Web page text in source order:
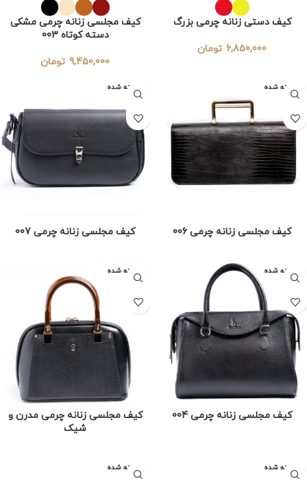
کیف دستی زنانه چرمی بزرگ
6,850,000 تومان
کیف مجلسی زنانه چرمی مشکی
دسته کوتاه 003
9,450,000 تومان
فروخته شده
کیف مجلسی زنانه چرمی 006
فروخته شده
کیف مجلسی زنانه چرمی 007
فروخته شده
کیف مجلسی زنانه چرمی 004
فروخته شده
کیف مجلسی زنانه چرمی مدرن و
شیک
فروخته شده فروخته شده